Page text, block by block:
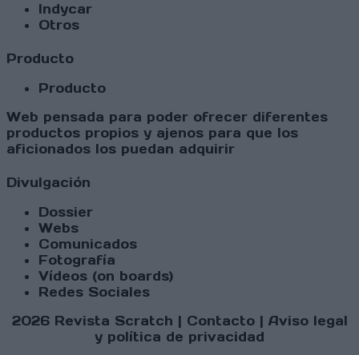
Indycar
Otros
Producto
Producto
Web pensada para poder ofrecer diferentes
productos propios y ajenos para que los
aficionados los puedan adquirir
Divulgación
Dossier
Webs
Comunicados
Fotografía
Vídeos (on boards)
Redes Sociales
2026 Revista Scratch | Contacto| Aviso legal
y política de privacidad